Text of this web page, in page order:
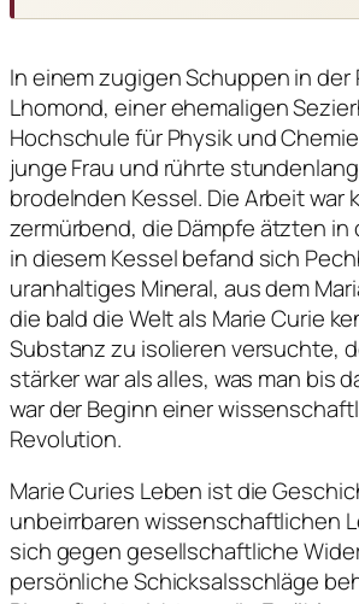
In einem zugigen Schuppen in der
Lhomond, einer ehemaligen
Hochschule für Physik und
junge Frau und rührte
brodelnden Kessel. Die Arbeit war
zermürbend, die Dämpfe ätzten in
in diesem Kessel befand sich
uranhaltiges Mineral, aus dem
die bald die Welt als Marie Curie
Substanz zu isolieren versuchte,
stärker war als alles, was man bis
war der Beginn einer
Revolution.
Marie Curies Leben ist die
unbeirrbaren wissenschaftlichen
sich gegen gesellschaftliche
persönliche Schicksalsschläge